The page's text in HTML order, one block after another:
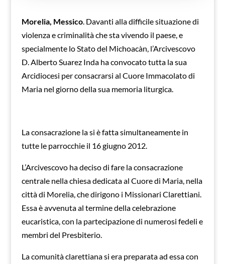
Morelia, Messico. Davanti alla difficile situazione di
violenza e criminalità che sta vivendo il paese, e
specialmente lo Stato del Michoacàn, l’Arcivescovo
D. Alberto Suarez Inda ha convocato tutta la sua
Arcidiocesi per consacrarsi al Cuore Immacolato di
Maria nel giorno della sua memoria liturgica.
La consacrazione la si è fatta simultaneamente in
tutte le parrocchie il 16 giugno 2012.
L’Arcivescovo ha deciso di fare la consacrazione
centrale nella chiesa dedicata al Cuore di Maria, nella
città di Morelia, che dirigono i Missionari Clarettiani.
Essa è avvenuta al termine della celebrazione
eucaristica, con la partecipazione di numerosi fedeli e
membri del Presbiterio.
La comunità clarettiana si era preparata ad essa con